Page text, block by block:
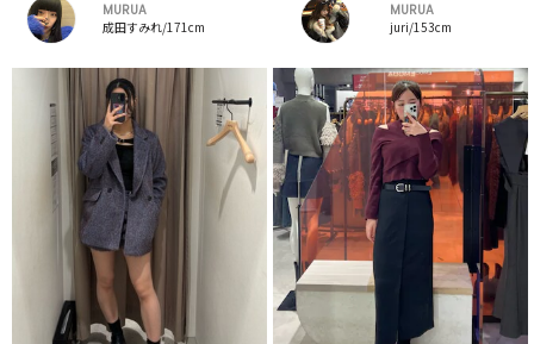
MURUA
成田すみれ/171cm
MURUA
juri/153cm